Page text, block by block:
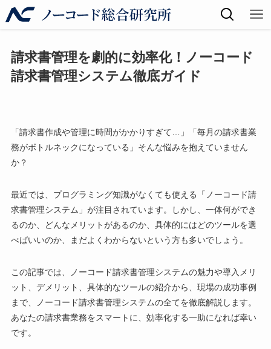
請求書管理を劇的に効率化！ノーコード
請求書管理システム徹底ガイド
「請求書作成や管理に時間がかかりすぎて…」「毎月の請求書業
務がボトルネックになっている」そんな悩みを抱えていません
か？
最近では、プログラミング知識がなくても使える「ノーコード請
求書管理システム」が注目されています。しかし、一体何ができ
るのか、どんなメリットがあるのか、具体的にはどのツールを選
べばいいのか、まだよくわからないという方も多いでしょう。
この記事では、ノーコード請求書管理システムの魅力や導入メリ
ット、デメリット、具体的なツールの紹介から、現場の成功事例
まで、ノーコード請求書管理システムの全てを徹底解説します。
あなたの請求書業務をスマートに、効率化する一助になれば幸い
です。